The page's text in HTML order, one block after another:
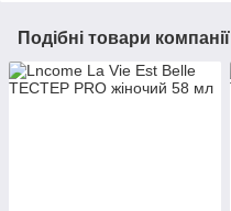
Подібні товари компанії